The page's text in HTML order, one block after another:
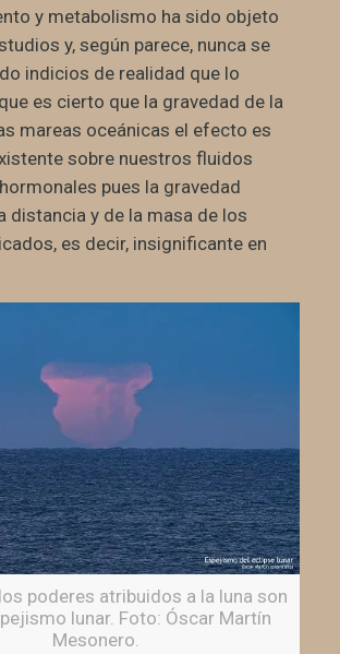
y metabolismo ha sido objeto
y, según parece, nunca se
indicios de realidad que lo
es cierto que la gravedad de la
mareas oceánicas el efecto es
sobre nuestros fluidos
pues la gravedad
distancia y de la masa de los
es decir, insignificante en
poderes atribuidos a la luna son
lunar. Foto: Óscar Martín
Mesonero.